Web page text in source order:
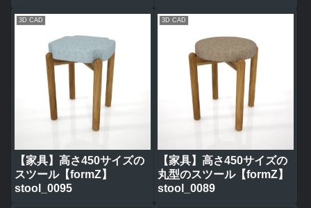
3D CAD
【家具】高さ450サイズの
スツール【formZ】
stool_0095
3D CAD
【家具】高さ450サイズの
丸型のスツール【formZ】
stool_0089